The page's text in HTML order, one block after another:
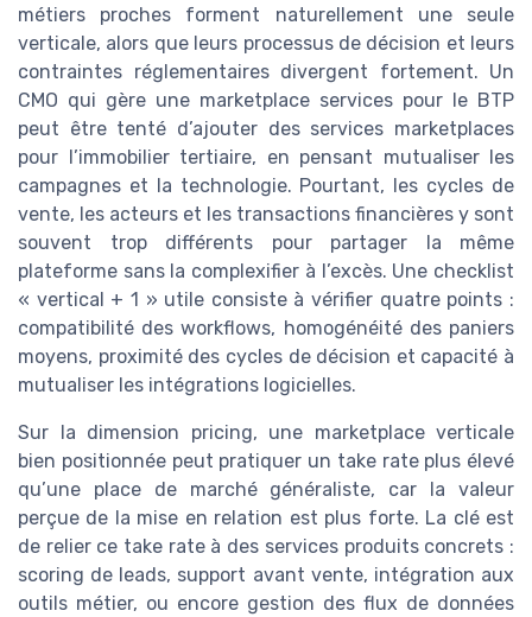
métiers proches forment naturellement une seule
verticale, alors que leurs processus de décision et leurs
contraintes réglementaires divergent fortement. Un
CMO qui gère une marketplace services pour le BTP
peut être tenté d’ajouter des services marketplaces
pour l’immobilier tertiaire, en pensant mutualiser les
campagnes et la technologie. Pourtant, les cycles de
vente, les acteurs et les transactions financières y sont
souvent trop différents pour partager la même
plateforme sans la complexifier à l’excès. Une checklist
« vertical + 1 » utile consiste à vérifier quatre points :
compatibilité des workflows, homogénéité des paniers
moyens, proximité des cycles de décision et capacité à
mutualiser les intégrations logicielles.
Sur la dimension pricing, une marketplace verticale
bien positionnée peut pratiquer un take rate plus élevé
qu’une place de marché généraliste, car la valeur
perçue de la mise en relation est plus forte. La clé est
de relier ce take rate à des services produits concrets :
scoring de leads, support avant vente, intégration aux
outils métier, ou encore gestion des flux de données